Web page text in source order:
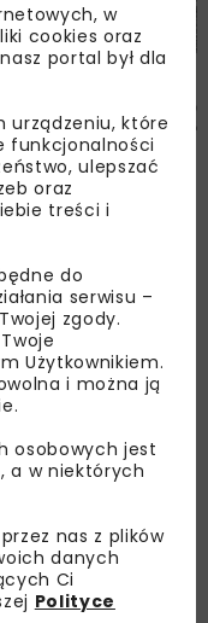
web/gddkia-
na zaprojektowanie i
Oddział
30 listopada 2021 r.
nastąpić w III
Oświęcim
budowę
ok. 2,9 km.
klasy GP
DK44 o
w
cookies oraz
portal był dla
urządzeniu, które
funkcjonalności
ulepszać
oraz
treści i
do
serwisu –
zgody.
Użytkownikiem.
i można ją
osobowych jest
a w niektórych
nas z plików
danych
Ci
Polityce